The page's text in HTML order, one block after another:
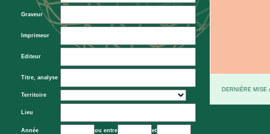
Graveur
Imprimeur
Editeur
Titre, analyse
Territoire
Lieu
Année ou entre et
DERNIÈRE MISE